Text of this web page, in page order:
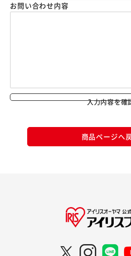
お問い合わせ内容
入力内容を確
商品ページへ